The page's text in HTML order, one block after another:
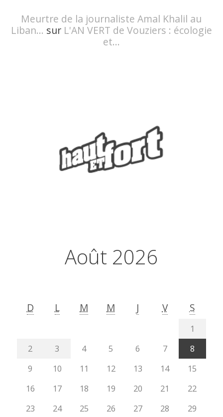
Meurtre de la journaliste Amal Khalil au
Liban... sur L'AN VERT de Vouziers : écologie
et...
Août 2026
D L M M J V S
1
2
3 4 5 6 7
8
9
10 11 12 13 14
15
16
17 18 19 20 21
22
23
24 25 26 27 28
29